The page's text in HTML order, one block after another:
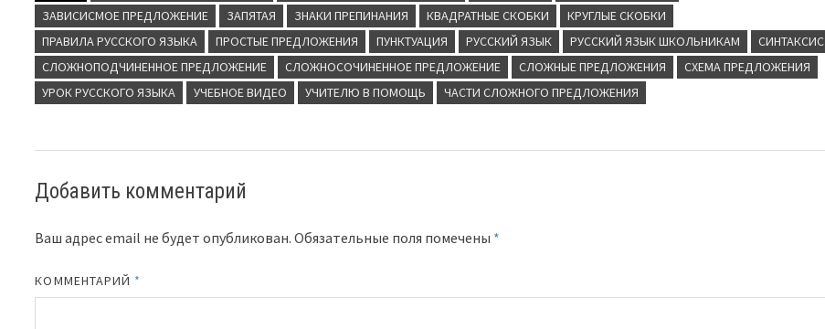
ЗАВИСИСМОЕ ПРЕДЛОЖЕНИЕ
ЗАПЯТАЯ ЗНАКИ ПРЕПИНАНИЯ КВАДРАТНЫЕ СКОБКИ
КРУГЛЫЕ СКОБКИ
ПРАВИЛА РУССКОГО ЯЗЫКА
ПРОСТЫЕ ПРЕДЛОЖЕНИЯ ПУНКТУАЦИЯ РУССКИЙ ЯЗЫК РУССКИЙ ЯЗЫК ШКОЛЬНИКАМ
СИНТАКСИС
СЛОЖНОПОДЧИНЕННОЕ ПРЕДЛОЖЕНИЕ
СЛОЖНОСОЧИНЕННОЕ ПРЕДЛОЖЕНИЕ СЛОЖНЫЕ ПРЕДЛОЖЕНИЯ
СХЕМА ПРЕДЛОЖЕНИЯ
УРОК РУССКОГО ЯЗЫКА
УЧЕБНОЕ ВИДЕО УЧИТЕЛЮ В ПОМОЩЬ ЧАСТИ СЛОЖНОГО ПРЕДЛОЖЕНИЯ
Добавить комментарий
Ваш адрес email не будет опубликован. Обязательные поля помечены *
КОММЕНТАРИЙ *